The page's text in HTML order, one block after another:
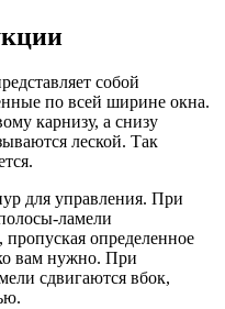
собой
по всей ширине окна.
карнизу, а снизу
леской. Так
для управления. При
ламели
определенное
вам нужно. При
сдвигаются вбок,